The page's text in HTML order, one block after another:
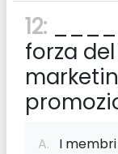
12:
forza
A. I